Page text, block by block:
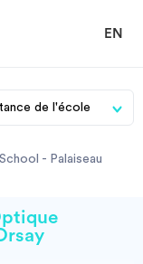
EN
- Palaiseau